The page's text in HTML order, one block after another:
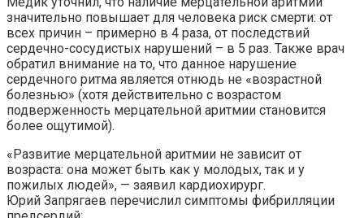
значительно повышает для человека риск смерти: от
всех причин – примерно в 4 раза, от последствий
сердечно-сосудистых нарушений – в 5 раз. Также врач
обратил внимание на то, что данное нарушение
сердечного ритма является отнюдь не «возрастной
болезнью» (хотя действительно с возрастом
подверженность мерцательной аритмии становится
более ощутимой).
«Развитие мерцательной аритмии не зависит от
возраста: она может быть как у молодых, так и у
пожилых людей», — заявил кардиохирург.
Юрий Запрягаев перечислил симптомы фибрилляции